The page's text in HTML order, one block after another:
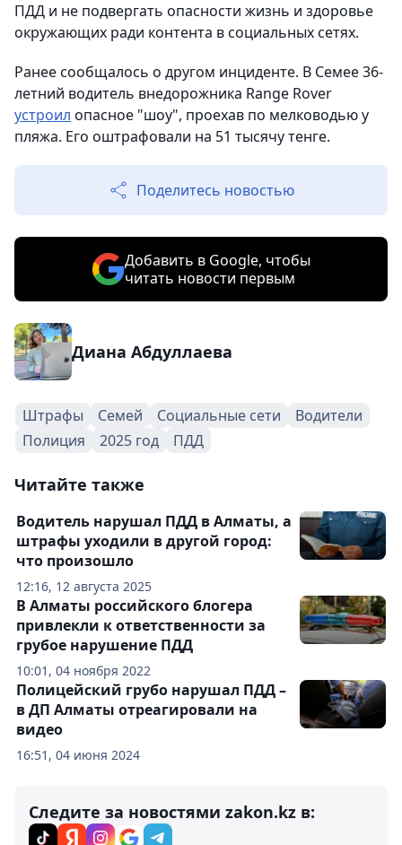
ПДД и не подвергать опасности жизнь и здоровье
окружающих ради контента в социальных сетях.
Ранее сообщалось о другом инциденте. В Семее 36-
летний водитель внедорожника Range Rover
устроил опасное "шоу", проехав по мелководью у
пляжа. Его оштрафовали на 51 тысячу тенге.
Поделитесь новостью
Добавить в Google, чтобы
читать новости первым
Диана Абдуллаева
Штрафы Семей Социальные сети
Водители
Полиция
2025 год ПДД
Читайте также
12:16, 12 августа 2025
Водитель нарушал ПДД в Алматы, а
штрафы уходили в другой город:
что произошло
10:01, 04 ноября 2022
В Алматы российского блогера
привлекли к ответственности за
грубое нарушение ПДД
16:51, 04 июня 2024
Полицейский грубо нарушал ПДД –
в ДП Алматы отреагировали на
видео
Следите за новостями zakon.kz в: